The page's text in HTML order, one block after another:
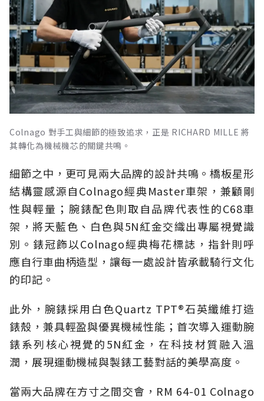
Colnago 對手工與細節的極致追求，正是 RICHARD MILLE 將
其轉化為機械機芯的關鍵共鳴。
細節之中，更可見兩大品牌的設計共鳴。橋板星形
結構靈感源自Colnago經典Master車架，兼顧剛
性與輕量；腕錶配色則取自品牌代表性的C68車
架，將天藍色、白色與5N紅金交織出專屬視覺識
別。錶冠飾以Colnago經典梅花標誌，指針則呼
應自行車曲柄造型，讓每一處設計皆承載騎行文化
的印記。
此外，腕錶採用白色Quartz TPT®石英纖維打造
錶殼，兼具輕盈與優異機械性能；首次導入運動腕
錶系列核心視覺的5N紅金，在科技材質融入溫
潤，展現運動機械與製錶工藝對話的美學高度。
當兩大品牌在方寸之間交會，RM 64-01 Colnago